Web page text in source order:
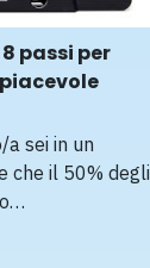
passi per
a sei in un
che il 50% degli